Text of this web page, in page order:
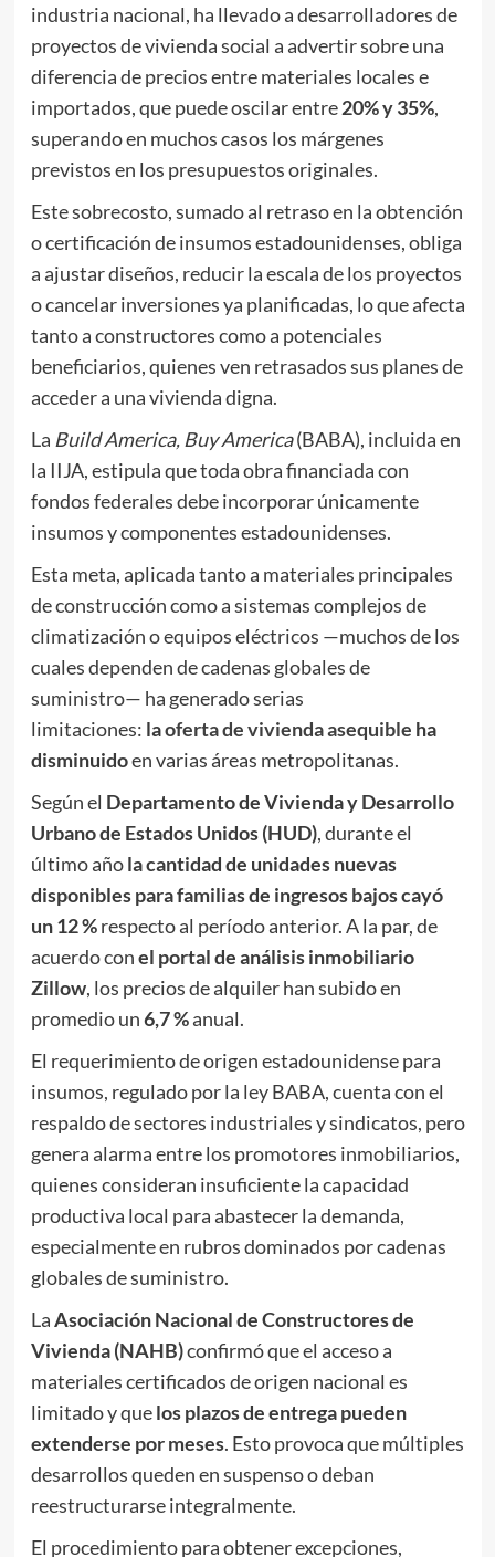
industria nacional, ha llevado a desarrolladores de
proyectos de vivienda social a advertir sobre una
diferencia de precios entre materiales locales e
importados, que puede oscilar entre20% y 35%,
superando en muchos casos los márgenes
previstos en los presupuestos originales.
Este sobrecosto, sumado al retraso en la obtención
o certificación de insumos estadounidenses, obliga
a ajustar diseños, reducir la escala de los proyectos
o cancelar inversiones ya planificadas, lo que afecta
tanto a constructores como a potenciales
beneficiarios, quienes ven retrasados sus planes de
acceder a una vivienda digna.
La Build America, Buy America(BABA), incluida en
la IIJA, estipula que toda obra financiada con
fondos federales debe incorporar únicamente
insumos y componentes estadounidenses.
Esta meta, aplicada tanto a materiales principales
de construcción como a sistemas complejos de
climatización o equipos eléctricos —muchos de los
cuales dependen de cadenas globales de
suministro— ha generado serias
limitaciones: laoferta de vivienda asequible ha
disminuidoen varias áreas metropolitanas.
Según el Departamento de Vivienda y Desarrollo
Urbano de Estados Unidos (HUD), durante el
último añola cantidad de unidades nuevas
disponibles para familias de ingresos bajos cayó
un 12 %respecto al período anterior. A la par, de
acuerdo conel portal de análisis inmobiliario
Zillow, los precios de alquiler han subido en
promedio un6,7 %anual.
El requerimiento de origen estadounidense para
insumos, regulado por la ley BABA, cuenta con el
respaldo de sectores industriales y sindicatos, pero
genera alarma entre los promotores inmobiliarios,
quienes consideran insuficiente la capacidad
productiva local para abastecer la demanda,
especialmente en rubros dominados por cadenas
globales de suministro.
LaAsociación Nacional de Constructores de
Vivienda (NAHB)confirmó que el acceso a
materiales certificados de origen nacional es
limitado y quelos plazos de entrega pueden
extenderse por meses. Esto provoca que múltiples
desarrollos queden en suspenso o deban
reestructurarse integralmente.
El procedimiento para obtener excepciones,